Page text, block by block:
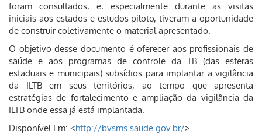
foram consultados, e, especialmente durante as visitas
iniciais aos estados e estudos piloto, tiveram a oportunidade
de construir coletivamente o material apresentado.
O objetivo desse documento é oferecer aos profissionais de
saúde e aos programas de controle da TB (das esferas
estaduais e municipais) subsídios para implantar a vigilância
da ILTB em seus territórios, ao tempo que apresenta
estratégias de fortalecimento e ampliação da vigilância da
ILTB onde essa já está implantada.
Disponível Em: <http://bvsms.saude.gov.br/>